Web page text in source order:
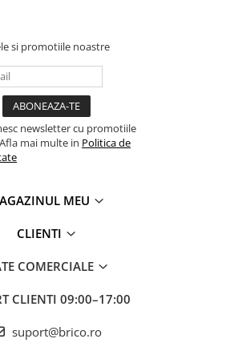
&
si promotiile noastre
newsletter cu promotiile
mai multe in Politica de
MEU
CLIENTI
COMERCIALE
CLIENTI 09:00–17:00
suport@brico.ro